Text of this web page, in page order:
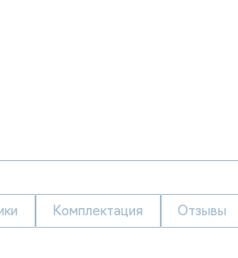
Комплектация Отзывы